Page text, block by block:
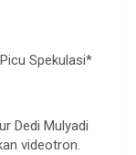
Spekulasi*
Dedi Mulyadi
videotron.